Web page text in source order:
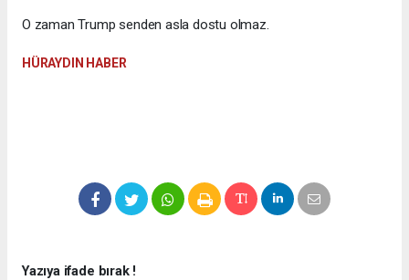
O zaman Trump senden asla dostu olmaz.
HÜRAYDIN HABER
Yazıya ifade bırak !